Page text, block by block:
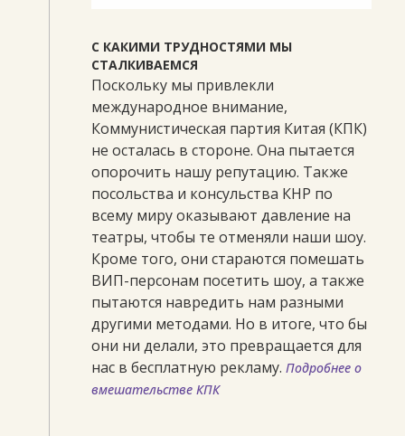
С КАКИМИ ТРУДНОСТЯМИ МЫ
СТАЛКИВАЕМСЯ
Поскольку мы привлекли
международное внимание,
Коммунистическая партия Китая (КПК)
не осталась в стороне. Она пытается
опорочить нашу репутацию. Также
посольства и консульства КНР по
всему миру оказывают давление на
театры, чтобы те отменяли наши шоу.
Кроме того, они стараются помешать
ВИП-персонам посетить шоу, а также
пытаются навредить нам разными
другими методами. Но в итоге, что бы
они ни делали, это превращается для
нас в бесплатную рекламу.Подробнее о
вмешательстве КПК